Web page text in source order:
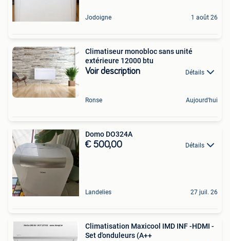
Jodoigne 1 août 26
Climatiseur monobloc sans unité
extérieure 12000 btu
Voir description Détails
Ronse Aujourd'hui
Domo DO324A
€ 500,00 Détails
Landelies 27 juil. 26
Climatisation Maxicool IMD INF -HDMI -
Set d'onduleurs (A++